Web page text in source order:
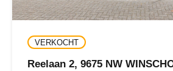
VERKOCHT
Reelaan 2, 9675 NW